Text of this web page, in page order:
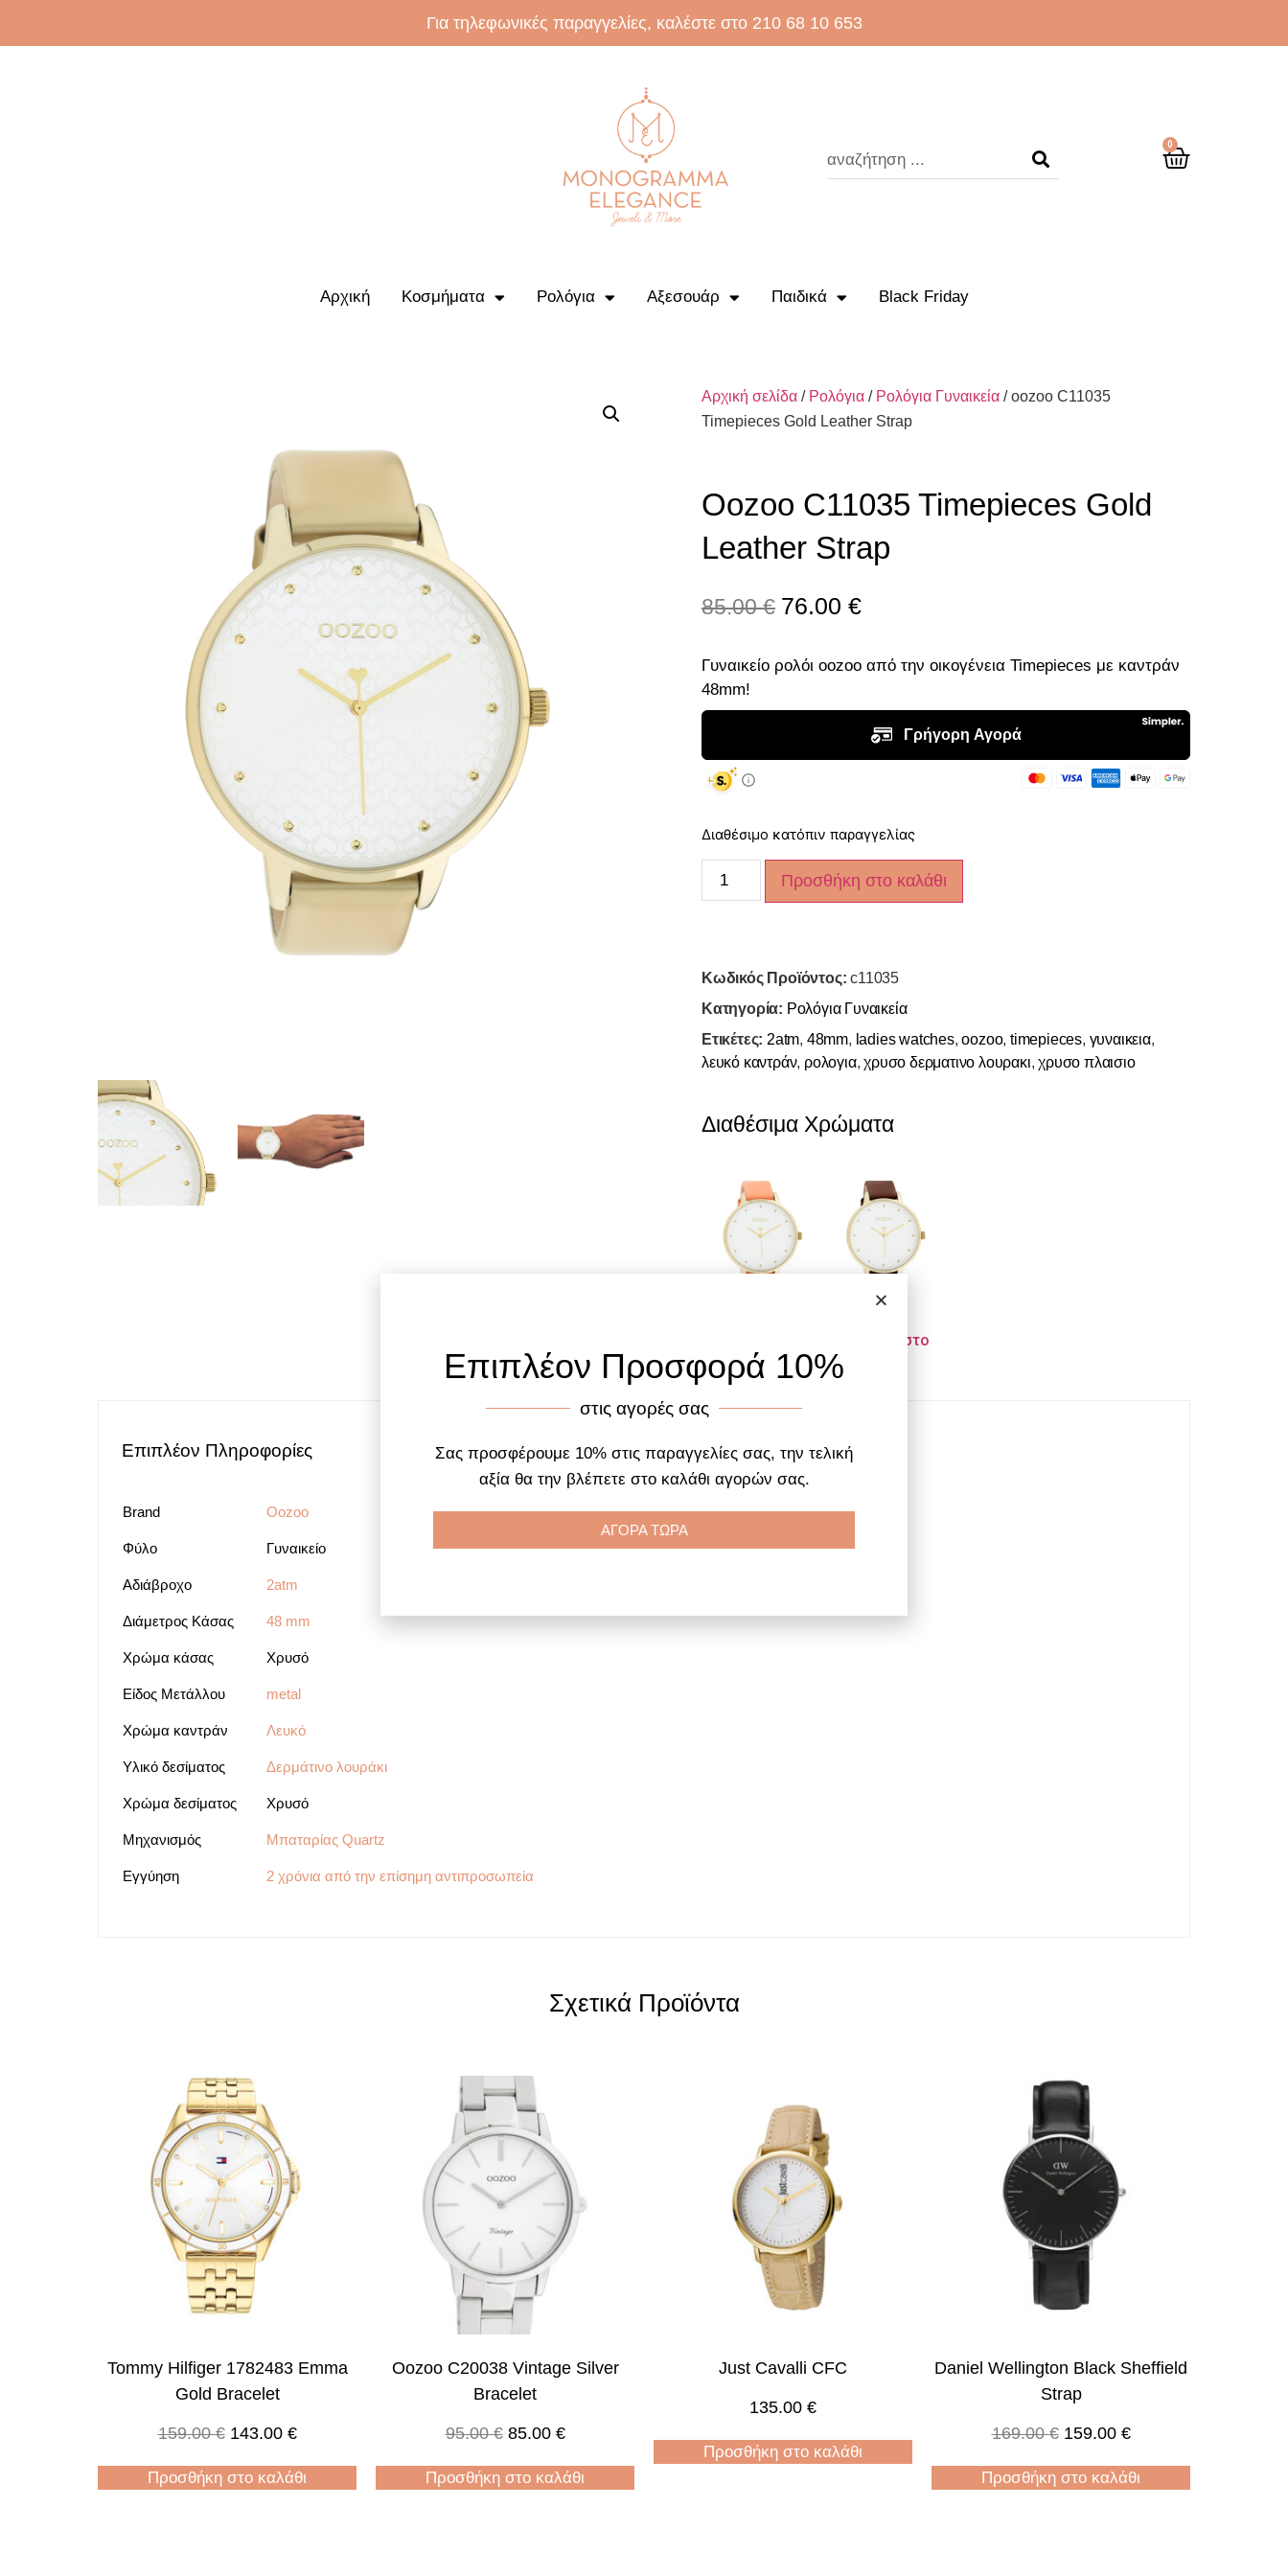
Για τηλεφωνικές παραγγελίες, καλέστε στο 210 68 10 653
0
Αρχική Κοσμήματα Ρολόγια Αξεσουάρ Παιδικά Black Friday
Αρχική σελίδα / Ρολόγια / Ρολόγια Γυναικεία / oozoo C11035
Timepieces Gold Leather Strap
Oozoo C11035 Timepieces Gold
Leather Strap
85.00€ 76.00 €
Γυναικείο ρολόι oozoo από την οικογένεια Timepieces με καντράν
48mm!
Διαθέσιμο κατόπιν παραγγελίας
Προσθήκη στο καλάθι
Κωδικός Προϊόντος:c11035
Κατηγορία: Ρολόγια Γυναικεία
Ετικέτες: 2atm, 48mm, ladies watches,oozoo,timepieces, γυναικεια,
λευκό καντράν, ρολογια,χρυσο δερματινο λουρακι,χρυσο πλαισιο
Διαθέσιμα Χρώματα
καλάθι
Προσθήκη στο
καλάθι
Επιπλέον Πληροφορίες
Brand Oozoo
Φύλο Γυναικείο
Αδιάβροχο 2atm
Διάμετρος Κάσας 48 mm
Χρώμα κάσας Χρυσό
Είδος Μετάλλου metal
Χρώμα καντράν Λευκό
Υλικό δεσίματος Δερμάτινο λουράκι
Χρώμα δεσίματος Χρυσό
Μηχανισμός Μπαταρίας Quartz
Εγγύηση 2 χρόνια από την επίσημη αντιπροσωπεία
Σχετικά Προϊόντα
Tommy Hilfiger 1782483 Emma
Gold Bracelet
159.00€ 143.00 €
Προσθήκη στο καλάθι
Oozoo C20038 Vintage Silver
Bracelet
95.00€ 85.00 €
Προσθήκη στο καλάθι
Just Cavalli CFC
135.00 €
Προσθήκη στο καλάθι
Daniel Wellington Black Sheffield
Strap
169.00€ 159.00 €
Προσθήκη στο καλάθι
Επιπλέον Προσφορά 10%
στις αγορές σας
Σας προσφέρουμε 10% στις παραγγελίες σας, την τελική
αξία θα την βλέπετε στο καλάθι αγορών σας.
ΑΓΟΡΑ ΤΩΡΑ